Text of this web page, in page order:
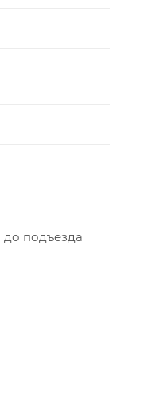
до подъезда